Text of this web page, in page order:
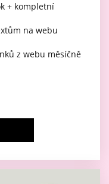
+ kompletní
na webu
z webu měsíčně